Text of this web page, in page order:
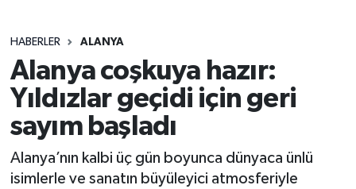
HABERLER ALANYA
Alanya coşkuya hazır:
Yıldızlar geçidi için geri
sayım başladı
Alanya’nın kalbi üç gün boyunca dünyaca ünlü
isimlerle ve sanatın büyüleyici atmosferiyle
Siyaset
Spor
Ekonomi
Süper Lig Puan Durumu ve Fikstür
Tüm Manşetler
Son Dakika Haberleri
Haber Arşivi